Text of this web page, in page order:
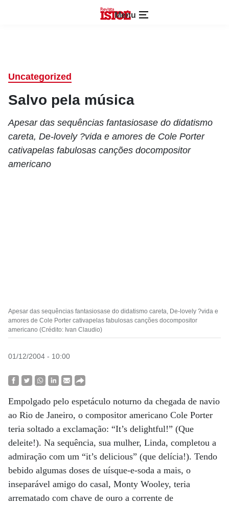
Menu
Uncategorized
Salvo pela música
Apesar das sequências fantasiosase do didatismo
careta, De-lovely ?vida e amores de Cole Porter
cativapelas fabulosas canções docompositor
americano
Apesar das sequências fantasiosase do didatismo careta, De-lovely ?vida e
amores de Cole Porter cativapelas fabulosas canções docompositor
americano (Crédito: Ivan Claudio)
01/12/2004 - 10:00
Empolgado pelo espetáculo noturno da chegada de navio
ao Rio de Janeiro, o compositor americano Cole Porter
teria soltado a exclamação: “It’s delightful!” (Que
deleite!). Na sequência, sua mulher, Linda, completou a
admiração com um “it’s delicious” (que delícia!). Tendo
bebido algumas doses de uísque-e-soda a mais, o
inseparável amigo do casal, Monty Wooley, teria
arrematado com chave de ouro a corrente de